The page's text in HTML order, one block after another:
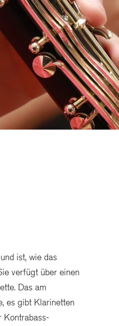
ist, wie das
verfügt über einen
Das am
es gibt Klarinetten
Kontrabass-